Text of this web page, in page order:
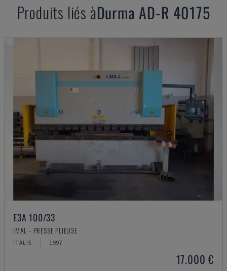
Produits liés àDurma AD-R 40175
E3A 100/33
IMAL - PRESSE PLIEUSE
ITALIE 1997
17.000 €